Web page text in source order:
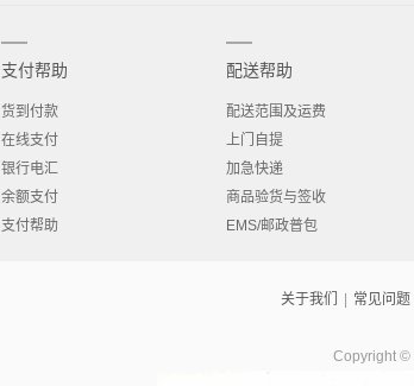
支付帮助
货到付款
在线支付
银行电汇
余额支付
支付帮助
配送帮助
配送范围及运费
上门自提
加急快递
商品验货与签收
EMS/邮政普包
关于我们 常见问题
Copyright ©